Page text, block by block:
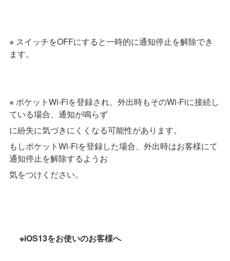
※ スイッチをOFFにすると一時的に通知停止を解除でき
ます。
※ ポケットWi-Fiを登録され、外出時もそのWi-Fiに接続し
ている場合、通知が鳴らず
に紛失に気づきにくくなる可能性があります。
もしポケットWi-Fiを登録した場合、外出時はお客様にて
通知停止を解除するようお
気をつけください。
※iOS13をお使いのお客様へ